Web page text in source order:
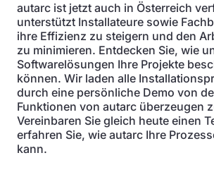
autarc ist jetzt auch in Österreich
unterstützt Installateure sowie
ihre Effizienz zu steigern und den
zu minimieren. Entdecken Sie, wie
Softwarelösungen Ihre Projekte
können. Wir laden alle
durch eine persönliche Demo von
Funktionen von autarc überzeugen
Vereinbaren Sie gleich heute einen
erfahren Sie, wie autarc Ihre
kann.